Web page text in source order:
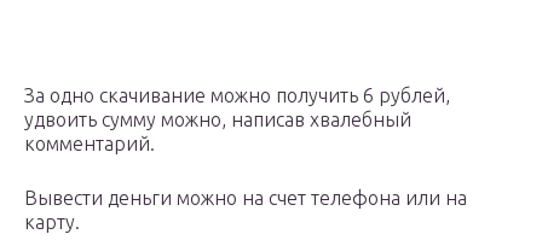
За одно скачивание можно получить 6 рублей,
удвоить сумму можно, написав хвалебный
комментарий.
Вывести деньги можно на счет телефона или на
карту.